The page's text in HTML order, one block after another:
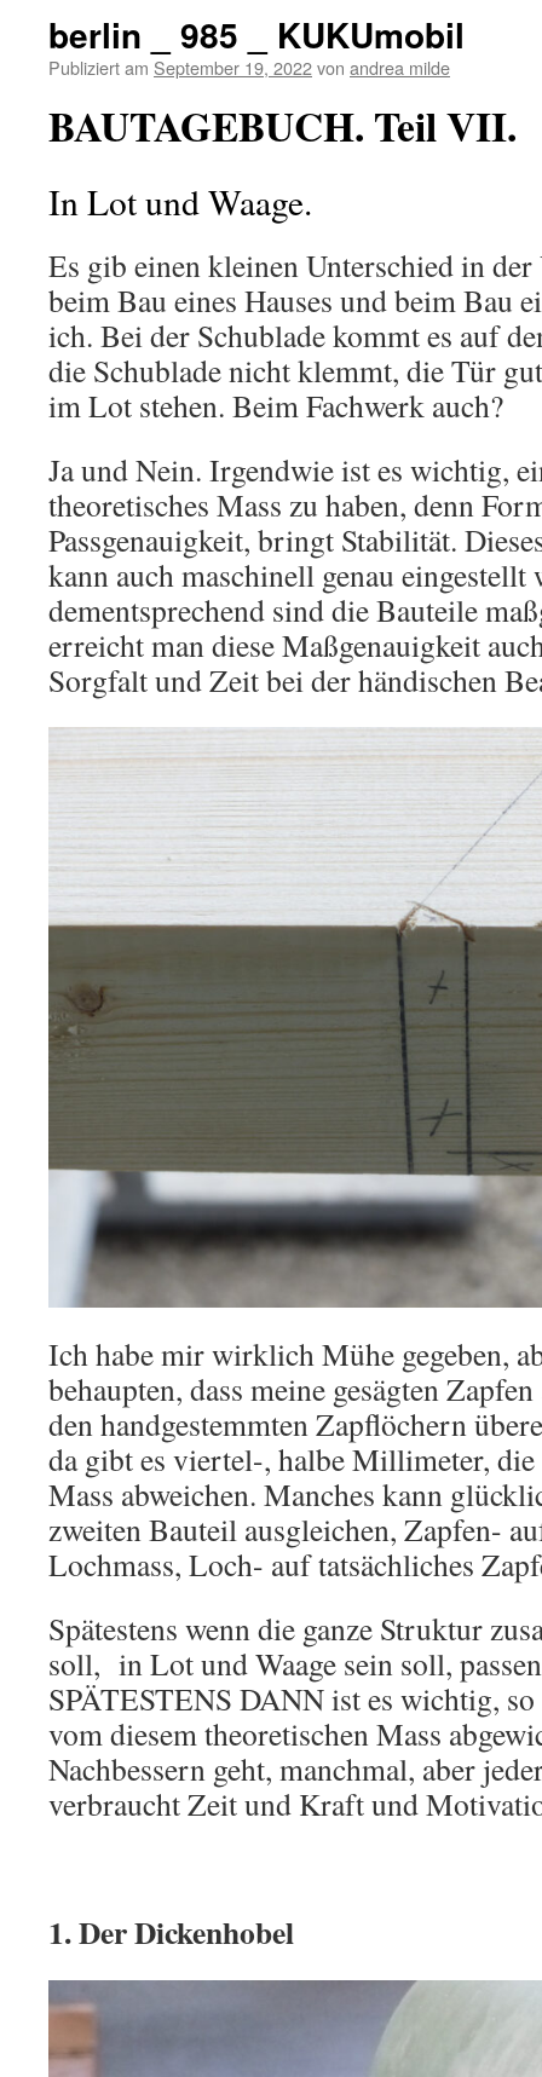
berlin _ 985 _ KUKUmobil
Publiziert am September 19, 2022von andrea milde
BAUTAGEBUCH. Teil VII.
In Lot und Waage.
Es gib einen kleinen Unterschied in
beim Bau eines Hauses und beim Bau
ich. Bei der Schublade kommt es auf
die Schublade nicht klemmt, die Tür
im Lot stehen. Beim Fachwerk auch?
Ja und Nein. Irgendwie ist es wichtig,
theoretisches Mass zu haben, denn
Passgenauigkeit, bringt Stabilität.
kann auch maschinell genau eingestellt
dementsprechend sind die Bauteile
erreicht man diese Maßgenauigkeit
Sorgfalt und Zeit bei der händischen
Ich habe mir wirklich Mühe gegeben,
behaupten, dass meine gesägten
den handgestemmten Zapflöchern
da gibt es viertel-, halbe Millimeter,
Mass abweichen. Manches kann
zweiten Bauteil ausgleichen, Zapfen-
Lochmass, Loch- auf tatsächliches
Spätestens wenn die ganze Struktur
soll, in Lot und Waage sein soll,
SPÄTESTENS DANN ist es wichtig,
vom diesem theoretischen Mass
Nachbessern geht, manchmal, aber
verbraucht Zeit und Kraft und
1. Der Dickenhobel